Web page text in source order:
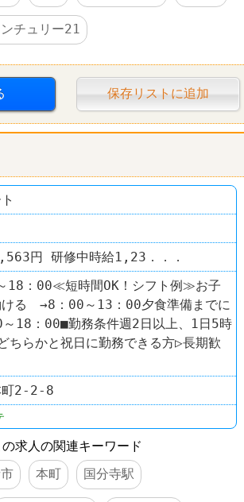
チュリー21
保存リストに追加
円 研修中時給1,23．．．
18：00≪短時間OK！シフト例≫お子
ける →8：00～13：00夕食準備までに
18：00■勤務条件週2日以上、1日5時
ちらかと祝日に勤務できる方▷長期歓
町2-2-8
の求人の関連キーワード
本町 国分寺駅